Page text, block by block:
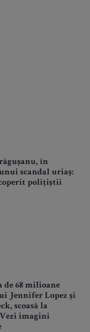
în
scandal uriaș:
polițiștii
de 68 milioane
Jennifer Lopez și
scoasă la
imagini